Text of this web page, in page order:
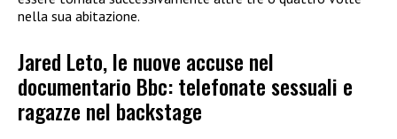
nella sua abitazione.
Jared Leto, le nuove accuse nel
documentario Bbc: telefonate sessuali e
ragazze nel backstage